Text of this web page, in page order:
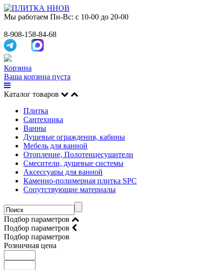
Мы работаем Пн-Вс: с 10-00 до 20-00
8-908-158-84-68
Корзина
Ваша корзина пуста
Каталог товаров
Плитка
Сантехника
Ванны
Душевые ограждения, кабины
Мебель для ванной
Отопление, Полотенцесушители
Смесители, душевые системы
Аксессуары для ванной
Каменно-полимерная плитка SPC
Сопутствующие материалы
Подбор параметров
Подбор параметров
Подбор параметров
Розничная цена